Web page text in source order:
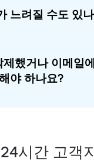
느려질 수도 있
제했거나 이메일
야 하나요?
24시간 고객